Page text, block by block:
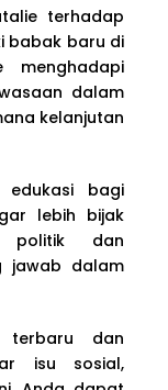
terhadap
babak baru di
menghadapi
dalam
kelanjutan
edukasi bagi
lebih bijak
politik dan
jawab dalam
terbaru dan
isu sosial,